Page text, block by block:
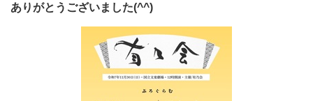
ありがとうございました(^^)